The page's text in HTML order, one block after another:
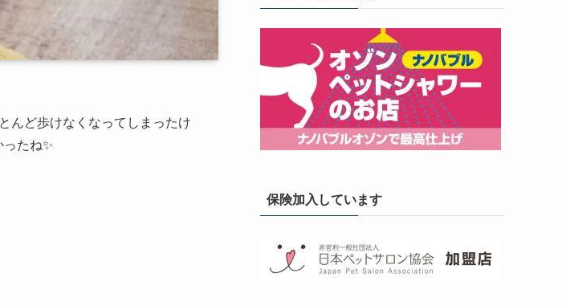
んど歩けなくなってしまったけ
たね✨
保険加入しています